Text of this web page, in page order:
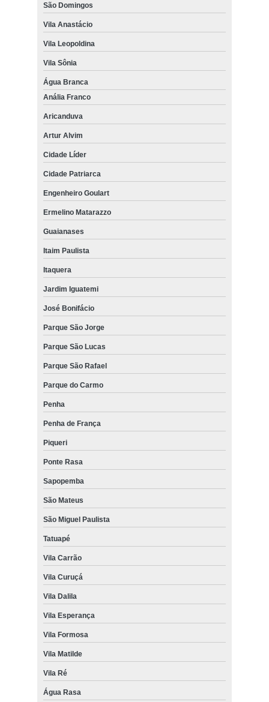
São Domingos
Vila Anastácio
Vila Leopoldina
Vila Sônia
Água Branca
Anália Franco
Aricanduva
Artur Alvim
Cidade Líder
Cidade Patriarca
Engenheiro Goulart
Ermelino Matarazzo
Guaianases
Itaim Paulista
Itaquera
Jardim Iguatemi
José Bonifácio
Parque São Jorge
Parque São Lucas
Parque São Rafael
Parque do Carmo
Penha
Penha de França
Piqueri
Ponte Rasa
Sapopemba
São Mateus
São Miguel Paulista
Tatuapé
Vila Carrão
Vila Curuçá
Vila Dalila
Vila Esperança
Vila Formosa
Vila Matilde
Vila Ré
Água Rasa